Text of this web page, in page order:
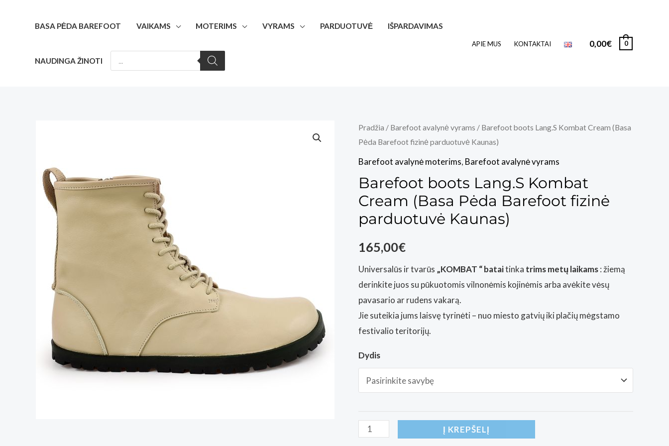
BASA PĖDA BAREFOOT VAIKAMS MOTERIMS VYRAMS PARDUOTUVĖ IŠPARDAVIMAS
NAUDINGA ŽINOTI
PRODUCTS
SEARCH
APIE MUS KONTAKTAI 0,00€ 0
Pradžia / Barefoot avalynė vyrams / Barefoot boots Lang.S Kombat Cream (Basa
Pėda Barefoot fizinė parduotuvė Kaunas)
Barefoot avalynė moterims, Barefoot avalynė vyrams
Barefoot boots Lang.S Kombat
Cream (Basa Pėda Barefoot fizinė
parduotuvė Kaunas)
165,00€
Universalūs ir tvarūs „KOMBAT “ bataitinka trims metų laikams: žiemą
derinkite juos su pūkuotomis vilnonėmis kojinėmis arba avėkite vėsų
pavasario ar rudens vakarą.
Jie suteikia jums laisvę tyrinėti – nuo ​​miesto gatvių iki plačių mėgstamo
festivalio teritorijų.
Dydis
produkto
Į KREPŠELĮ